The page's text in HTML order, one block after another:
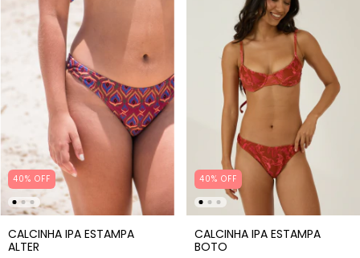
40% OFF
CALCINHA IPA ESTAMPA
ALTER
40% OFF
CALCINHA IPA ESTAMPA
BOTO